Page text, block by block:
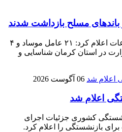
محمودآباد آنلاین : وزارت اطلاعات اعلام کرد: ۲۱ عامل موساد و ۴
در استان کرمان شناسایی و
06 آگوست 2026
اعلام شد
کشوری جزئیات اجرای
بازنشستگی را اعلام کرد.